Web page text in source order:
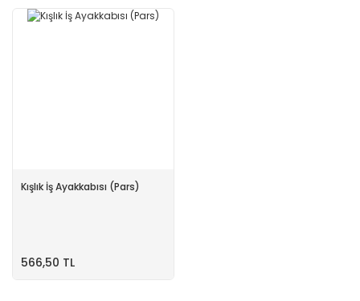
Kışlık İş Ayakkabısı (Pars)
566,50 TL